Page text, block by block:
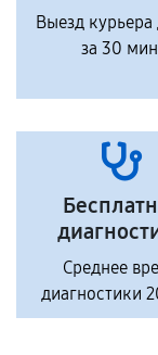
Выезд курьера
за 30
Среднее
диагностики